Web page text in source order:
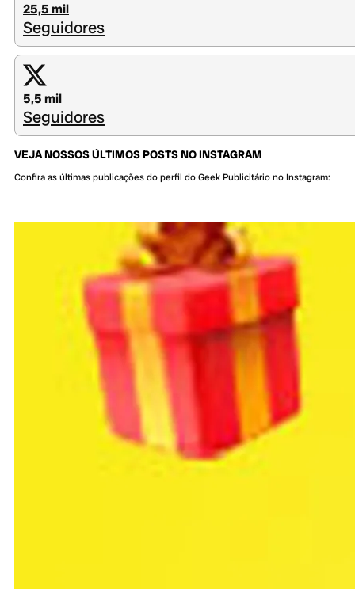
25,5 mil
Seguidores
5,5 mil
Seguidores
VEJA NOSSOS ÚLTIMOS POSTS NO INSTAGRAM
Confira as últimas publicações do perfil do Geek Publicitário no Instagram: